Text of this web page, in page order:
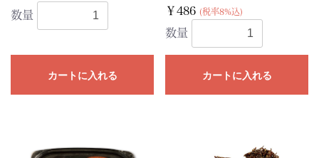
数量
カートに入れる
￥486 (税率8%込)
数量
カートに入れる